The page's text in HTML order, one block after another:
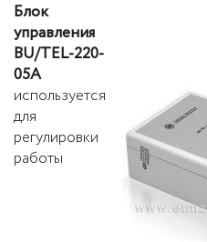
Блок
управления
BU/TEL-220-
05А
используется
для
регулировки
работы